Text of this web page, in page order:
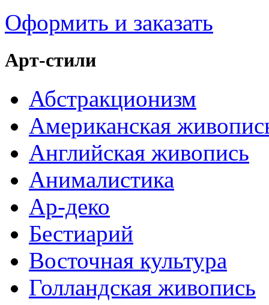
Оформить и заказать
Арт-стили
Абстракционизм
Американская
Английская живопись
Анималистика
Ар-деко
Бестиарий
Восточная культура
Голландская живопись